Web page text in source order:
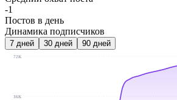
-1
Постов в день
Динамика подписчиков
7 дней 30 дней 90 дней
72K
36K